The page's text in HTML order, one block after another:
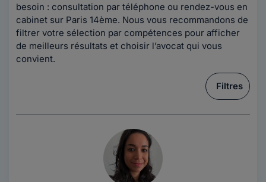
besoin : consultation par téléphone ou rendez-vous en
cabinet sur Paris 14ème. Nous vous recommandons de
filtrer votre sélection par compétences pour afficher
de meilleurs résultats et choisir l’avocat qui vous
convient.
Filtres